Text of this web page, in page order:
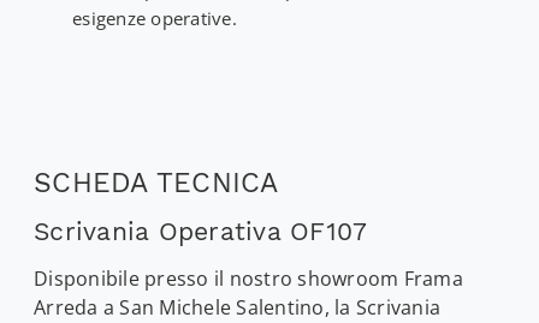
esigenze operative.
SCHEDA TECNICA
Scrivania Operativa OF107
Disponibile presso il nostro showroom Frama
Arreda a San Michele Salentino, la Scrivania